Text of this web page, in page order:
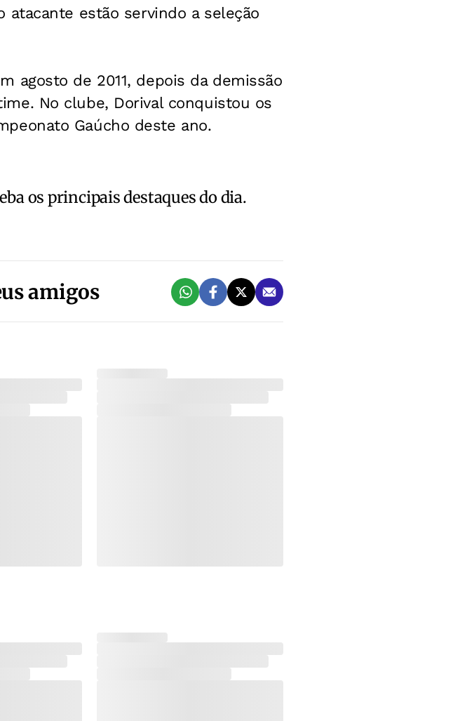
atacante estão servindo a seleção
agosto de 2011, depois da demissão
No clube, Dorival conquistou os
Gaúcho deste ano.
os principais destaques do dia.
amigos